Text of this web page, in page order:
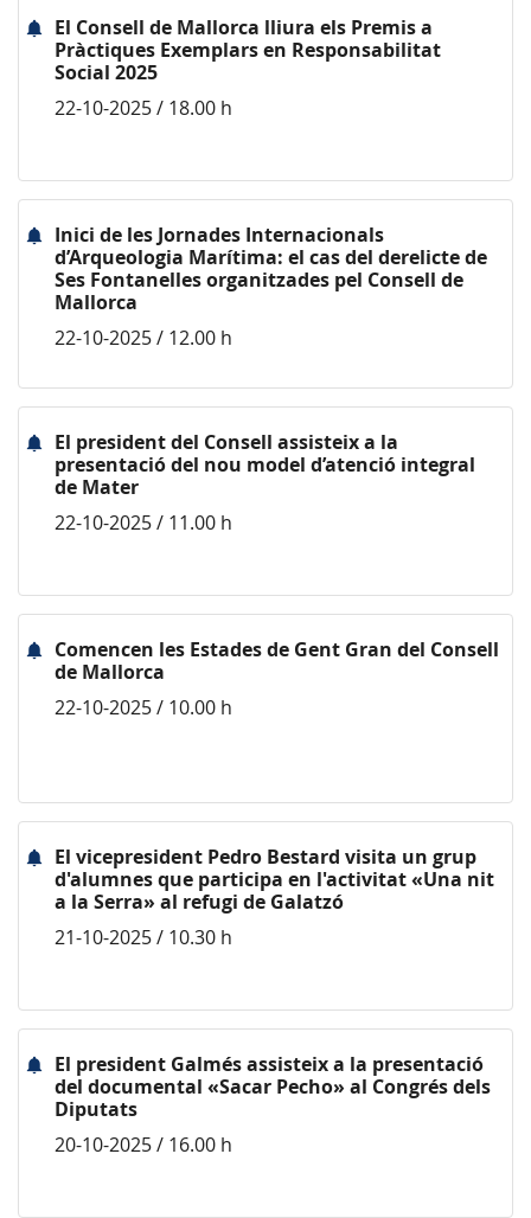
El Consell de Mallorca lliura els Premis a
Pràctiques Exemplars en Responsabilitat
Social 2025
22-10-2025 / 18.00 h
Inici de les Jornades Internacionals
d’Arqueologia Marítima: el cas del derelicte de
Ses Fontanelles organitzades pel Consell de
Mallorca
22-10-2025 / 12.00 h
El president del Consell assisteix a la
presentació del nou model d’atenció integral
de Mater
22-10-2025 / 11.00 h
Comencen les Estades de Gent Gran del Consell
de Mallorca
22-10-2025 / 10.00 h
El vicepresident Pedro Bestard visita un grup
d'alumnes que participa en l'activitat «Una nit
a la Serra» al refugi de Galatzó
21-10-2025 / 10.30 h
El president Galmés assisteix a la presentació
del documental «Sacar Pecho» al Congrés dels
Diputats
20-10-2025 / 16.00 h